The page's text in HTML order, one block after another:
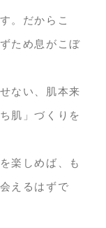
。だからこ
ため息がこぼ
ない、肌本来
肌」づくりを
楽しめば、も
えるはずで